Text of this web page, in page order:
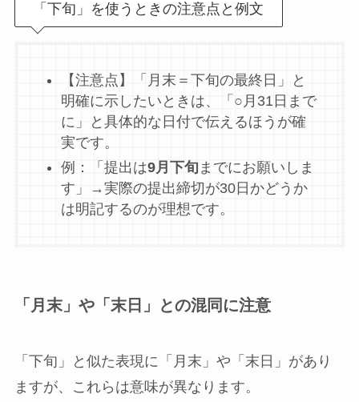
「下旬」を使うときの注意点と例文
【注意点】「月末＝下旬の最終日」と
明確に示したいときは、「○月31日まで
に」と具体的な日付で伝えるほうが確
実です。
例：「提出は9月下旬 までにお願いしま
す」→実際の提出締切が30日かどうか
は明記するのが理想です。
「月末」や「末日」との混同に注意
「下旬」と似た表現に「月末」や「末日」があり
ますが、これらは意味が異なります。